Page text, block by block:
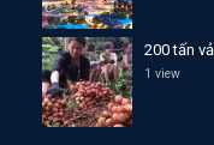
200 tấn
1 view